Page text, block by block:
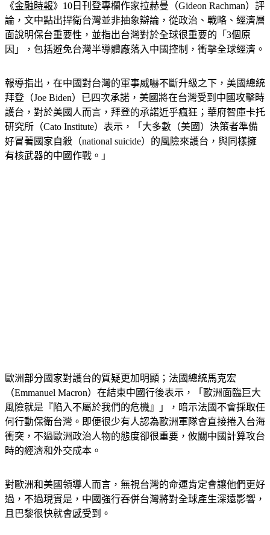
論，文中點出捍衛台灣並非抽象辯論，從政治、戰略、經濟層
面說明保台重要性，並指出台灣對於全球很重要的「3個原
因」，包括避免台灣半導體廠落入中國控制，衝擊全球經濟。
拜登（Joe Biden）已四次承諾，美國將在台灣受到中國攻擊時
護台，對於美國人而言，拜登的承諾近乎瘋狂；華府智庫卡托
研究所（Cato Institute）表示，「大多數（美國）決策者準備
好冒著國家自殺（national suicide）的風險來護台，與同樣擁
有核武器的中國作戰。」
（Emmanuel Macron）在結束中國行後表示，「歐洲面臨巨大
風險就是『陷入不屬於我們的危機』」，暗示法國不會採取任
何行動保衛台灣。即便很少有人認為歐洲軍隊會直接捲入台海
衝突，不過歐洲政治人物的態度卻很重要，攸關中國計算攻台
時的經濟和外交成本。
過，不過現實是，中國強行吞併台灣將對全球產生深遠影響，
且巴黎很快就會感受到。